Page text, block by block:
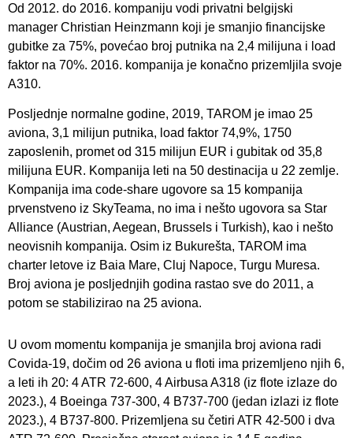
Od 2012. do 2016. kompaniju vodi privatni belgijski
manager Christian Heinzmann koji je smanjio financijske
gubitke za 75%, povećao broj putnika na 2,4 milijuna i load
faktor na 70%. 2016. kompanija je konačno prizemljila svoje
A310.
Posljednje normalne godine, 2019, TAROM je imao 25
aviona, 3,1 milijun putnika, load faktor 74,9%, 1750
zaposlenih, promet od 315 milijun EUR i gubitak od 35,8
milijuna EUR. Kompanija leti na 50 destinacija u 22 zemlje.
Kompanija ima code-share ugovore sa 15 kompanija
prvenstveno iz SkyTeama, no ima i nešto ugovora sa Star
Alliance (Austrian, Aegean, Brussels i Turkish), kao i nešto
neovisnih kompanija. Osim iz Bukurešta, TAROM ima
charter letove iz Baia Mare, Cluj Napoce, Turgu Muresa.
Broj aviona je posljednjih godina rastao sve do 2011, a
potom se stabilizirao na 25 aviona.
U ovom momentu kompanija je smanjila broj aviona radi
Covida-19, dočim od 26 aviona u floti ima prizemljeno njih 6,
a leti ih 20: 4 ATR 72-600, 4 Airbusa A318 (iz flote izlaze do
2023.), 4 Boeinga 737-300, 4 B737-700 (jedan izlazi iz flote
2023.), 4 B737-800. Prizemljena su četiri ATR 42-500 i dva